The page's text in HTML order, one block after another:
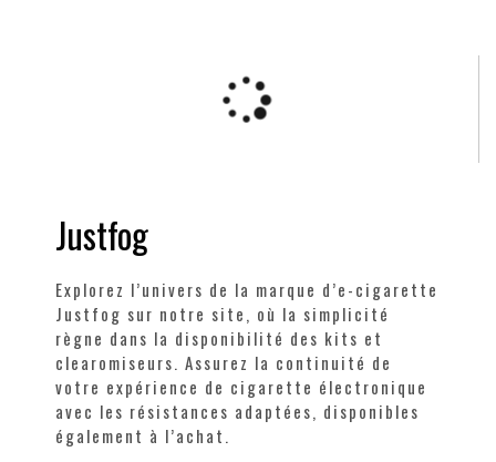
Justfog
Explorez l’univers de la marque d’e-cigarette
Justfog sur notre site, où la simplicité
règne dans la disponibilité des kits et
clearomiseurs. Assurez la continuité de
votre expérience de cigarette électronique
avec les résistances adaptées, disponibles
également à l’achat.